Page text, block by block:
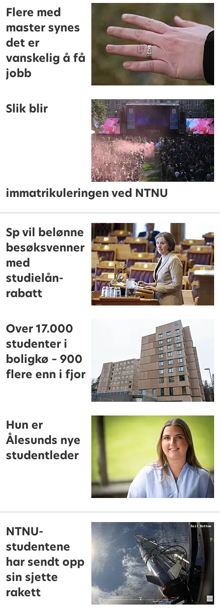
Flere med
master synes
det er
vanskelig å få
jobb
Slik blir
immatrikuleringen ved NTNU
Sp vil belønne
besøksvenner
med
studielån-
rabatt
Over 17.000
studenter i
boligkø – 900
flere enn i fjor
Hun er
Ålesunds nye
studentleder
NTNU-
studentene
har sendt opp
sin sjette
rakett